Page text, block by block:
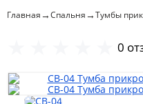
Кухня
Гостиная
Главная→Спальня→Тумбы
0